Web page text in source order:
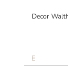
Decor
E